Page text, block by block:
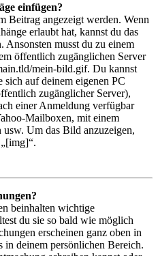
einfügen?
Beitrag angezeigt werden. Wenn
erlaubt hat, kannst du das
musst du zu einem
öffentlich zugänglichen Server
mein-bild.gif. Du kannst
auf deinem eigenen PC
zugänglicher Server),
einer Anmeldung verfügbar
Mailboxen, mit einem
usw. Um das Bild anzuzeigen,
beinhalten wichtige
du sie so bald wie möglich
erscheinen ganz oben in
in deinem persönlichen Bereich.